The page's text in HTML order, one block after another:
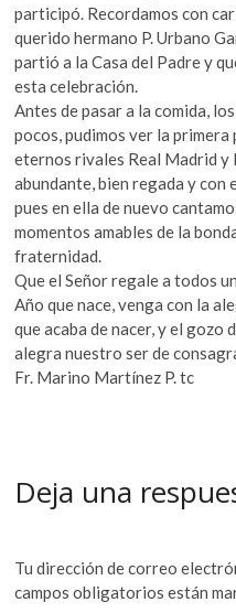
participó. Recordamos con
querido hermano P. Urbano
partió a la Casa del Padre y
esta celebración.
Antes de pasar a la comida,
pocos, pudimos ver la
eternos rivales Real Madrid y
abundante, bien regada y
pues en ella de nuevo
momentos amables de la
fraternidad.
Que el Señor regale a todos
Año que nace, venga con la
que acaba de nacer, y el gozo
alegra nuestro ser de
Fr. Marino Martínez P. tc
Deja una
Tu dirección de correo
campos obligatorios están